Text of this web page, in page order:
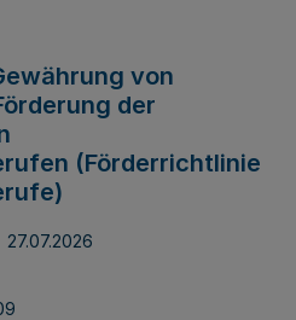
von
der
(Förderrichtlinie
27.07.2026